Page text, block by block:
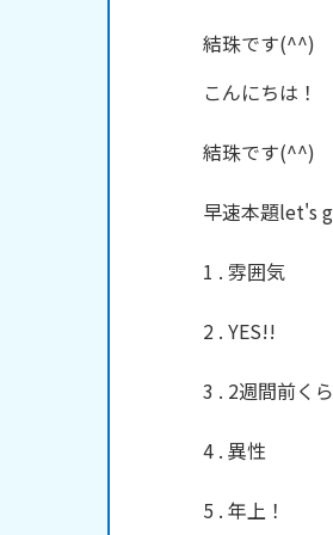
結珠です(^^)
こんにちは！
結珠です(^^)
早速本題let's
1 . 雰囲気
2 . YES!!
3 . 2週間前く
4 . 異性
5 . 年上！